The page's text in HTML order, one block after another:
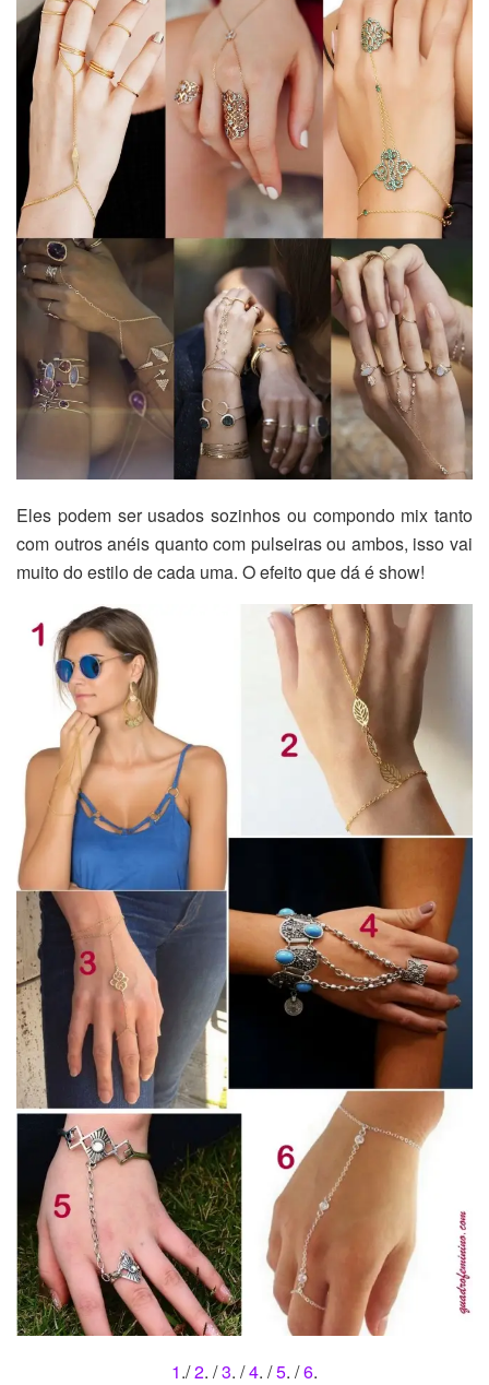
Eles podem ser usados sozinhos ou compondo mix tanto
com outros anéis quanto com pulseiras ou ambos, isso vai
muito do estilo de cada uma. O efeito que dá é show!
1./2. /3. /4. /5. /6.